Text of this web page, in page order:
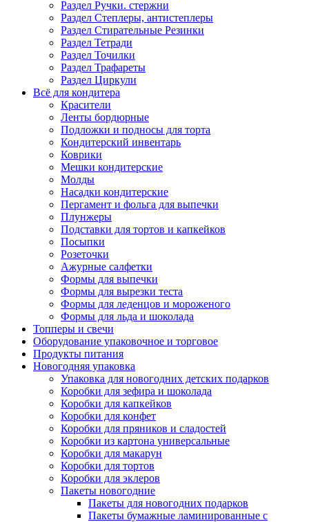
Раздел Ручки. стержни
Раздел Степлеры, антистеплеры
Раздел Стирательные Резинки
Раздел Тетради
Раздел Точилки
Раздел Трафареты
Раздел Циркули
Всё для кондитера
Красители
Ленты бордюрные
Подложки и подносы для торта
Кондитерский инвентарь
Коврики
Мешки кондитерские
Молды
Насадки кондитерские
Пергамент и фольга для выпечки
Плунжеры
Подставки для тортов и капкейков
Посыпки
Розеточки
Ажурные салфетки
Формы для выпечки
Формы для вырезки теста
Формы для леденцов и мороженого
Формы для льда и шоколада
Топперы и свечи
Оборудование упаковочное и торговое
Продукты питания
Новогодняя упаковка
Упаковка для новогодних детских подарков
Коробки для зефира и шоколада
Коробки для капкейков
Коробки для конфет
Коробки для пряников и сладостей
Коробки из картона универсальные
Коробки для макарун
Коробки для тортов
Коробки для эклеров
Пакеты новогодние
Пакеты для новогодних подарков
Пакеты бумажные ламинированные с